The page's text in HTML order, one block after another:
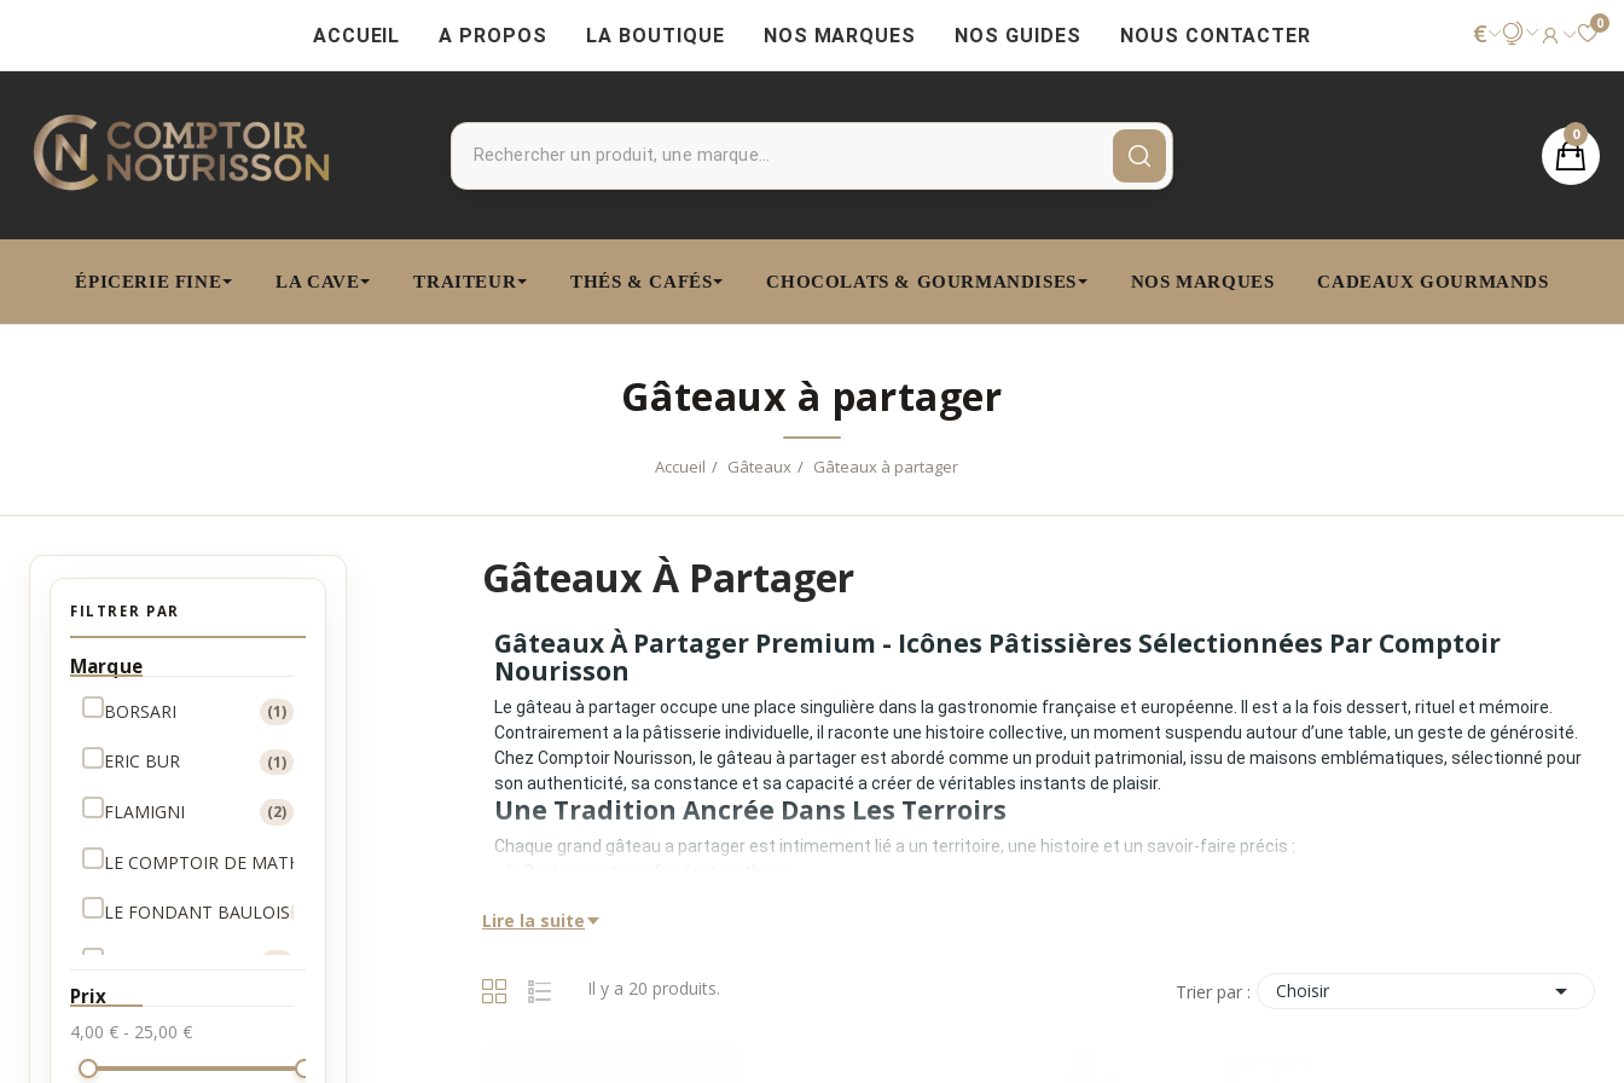
ACCUEIL A PROPOS LA BOUTIQUE NOS MARQUES NOS GUIDES NOUS CONTACTER € 0
0
ÉPICERIE FINE LA CAVE TRAITEUR THÉS & CAFÉS CHOCOLATS & GOURMANDISES NOS MARQUES CADEAUX GOURMANDS
Gâteaux à partager
Accueil Gâteaux Gâteaux à partager
FILTRER PAR
Marque
BORSARI (1)
ERIC BUR (1)
FLAMIGNI (2)
LE COMPTOIR DE MATHILDE
LE FONDANT BAULOIS
NIEDEREGGER
Prix
4,00 € - 25,00 €
Gâteaux À Partager
Gâteaux À Partager Premium - Icônes Pâtissières Sélectionnées Par Comptoir
Nourisson
Le gâteau à partager occupe une place singulière dans la gastronomie française et européenne. Il est a la fois dessert, rituel et mémoire.
Contrairement a la pâtisserie individuelle, il raconte une histoire collective, un moment suspendu autour d’une table, un geste de générosité.
Chez Comptoir Nourisson, le gâteau à partager est abordé comme un produit patrimonial, issu de maisons emblématiques, sélectionné pour
son authenticité, sa constance et sa capacité a créer de véritables instants de plaisir.
Une Tradition Ancrée Dans Les Terroirs
Chaque grand gâteau a partager est intimement lié a un territoire, une histoire et un savoir-faire précis :
•Nantes et son héritage rhum-citron-amande
Qu’est-Ce Qu’un Gâteau À Partager Premium ?
Lire la suite
Il y a 20 produits. Trier par : Choisir 